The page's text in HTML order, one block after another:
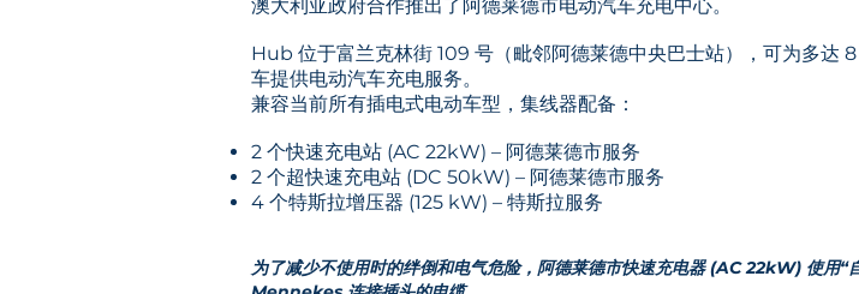
澳大利亚政府合作推出了阿德莱德市电动汽车充电中心。
Hub 位于富兰克林街 109 号（毗邻阿德莱德中央巴士站），可为多达 8
车提供电动汽车充电服务。
兼容当前所有插电式电动车型，集线器配备：
2 个快速充电站 (AC 22kW) – 阿德莱德市服务
2 个超快速充电站 (DC 50kW) – 阿德莱德市服务
4 个特斯拉增压器 (125 kW) – 特斯拉服务
为了减少不使用时的绊倒和电气危险，阿德莱德市快速充电器 (AC 22kW) 使用“